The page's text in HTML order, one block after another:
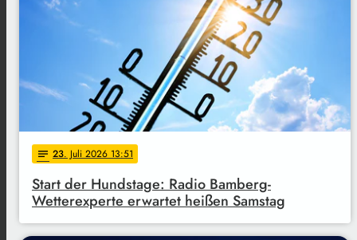
notes 23. Juli 2026 13:51
Start der Hundstage: Radio Bamberg-
Wetterexperte erwartet heißen Samstag